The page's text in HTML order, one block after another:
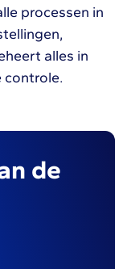
processen in
alles in
controle.
de